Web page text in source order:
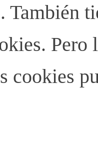
También
cookies